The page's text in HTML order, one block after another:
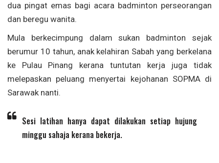
dua pingat emas bagi acara badminton perseorangan
dan beregu wanita.
Mula berkecimpung dalam sukan badminton sejak
berumur 10 tahun, anak kelahiran Sabah yang berkelana
ke Pulau Pinang kerana tuntutan kerja juga tidak
melepaskan peluang menyertai kejohanan SOPMA di
Sarawak nanti.
Sesi latihan hanya dapat dilakukan setiap hujung
minggu sahaja kerana bekerja.